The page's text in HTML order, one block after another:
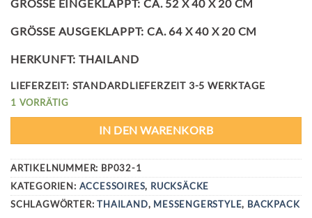
GRÖSSE EINGEKLAPPT: CA. 52 X 40 X 20 CM
GRÖSSE AUSGEKLAPPT: CA. 64 X 40 X 20 CM
HERKUNFT: THAILAND
LIEFERZEIT: STANDARDLIEFERZEIT 3-5 WERKTAGE
1 VORRÄTIG
IN DEN WARENKORB
ARTIKELNUMMER: BP032-1
KATEGORIEN: ACCESSOIRES, RUCKSÄCKE
SCHLAGWÖRTER:THAILAND, MESSENGERSTYLE, BACKPACK